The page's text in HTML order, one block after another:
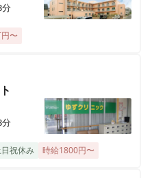
分
〜
分
祝休み 時給1800円〜